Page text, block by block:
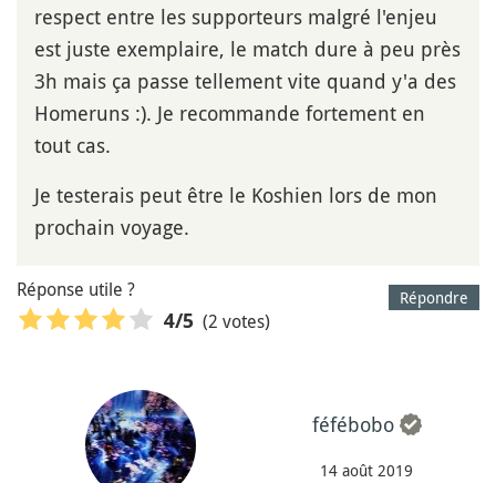
respect entre les supporteurs malgré l'enjeu
est juste exemplaire, le match dure à peu près
3h mais ça passe tellement vite quand y'a des
Homeruns :). Je recommande fortement en
tout cas.
Je testerais peut être le Koshien lors de mon
prochain voyage.
Répondre
Réponse utile ?
4/5 (2 votes)
féfébobo
14 août 2019